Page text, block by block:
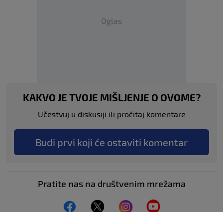
Oglas
KAKVO JE TVOJE MIŠLJENJE O OVOME?
Učestvuj u diskusiji ili pročitaj komentare
Budi prvi koji će ostaviti komentar
Pratite nas na društvenim mrežama